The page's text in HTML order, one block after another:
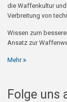
die Waffenkultur
Verbreitung von
Wissen zum
Ansatz zur
Mehr
Folge uns